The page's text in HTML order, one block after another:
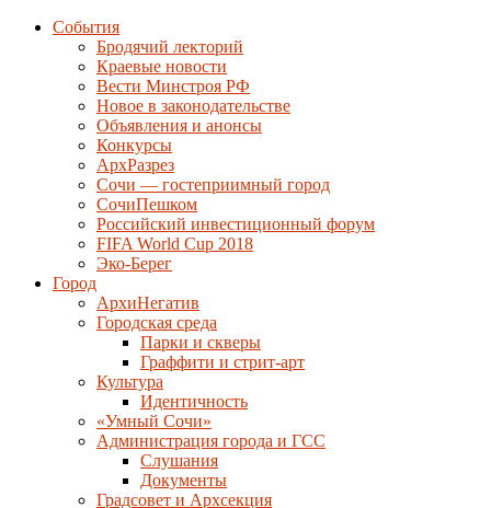
События
Бродячий лекторий
Краевые новости
Вести Минстроя РФ
Новое в законодательстве
Объявления и анонсы
Конкурсы
АрхРазрез
Сочи — гостеприимный город
СочиПешком
Российский инвестиционный форум
FIFA World Cup 2018
Эко-Берег
Город
АрхиНегатив
Городская среда
Парки и скверы
Граффити и стрит-арт
Культура
Идентичность
«Умный Сочи»
Администрация города и ГСС
Слушания
Документы
Градсовет и Архсекция